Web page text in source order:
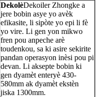
DekolèDekoiler Zhongke a
jere bobin asye yo avèk
efikasite, li sipòte yo epi li fè
yo vire. Li gen yon mikwo
fren pou anpeche arè
toudenkou, sa ki asire sekirite
pandan operasyon inèsi pou pi
devan. Li aksepte bobin ki
gen dyamèt enteryè 430-
580mm ak dyamèt ekstèn
jiska 1300mm.